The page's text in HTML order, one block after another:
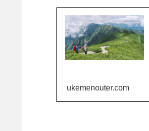
ukemenouter.com